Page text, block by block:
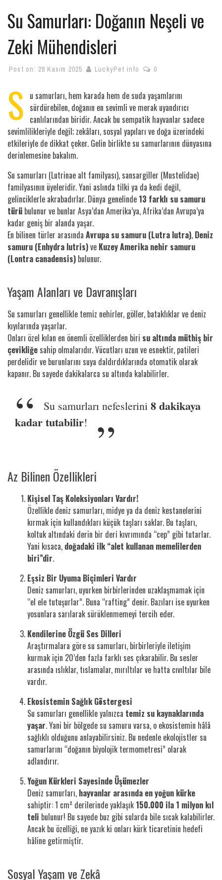
Su Samurları: Doğanın Neşeli ve
Zeki Mühendisleri
Post on: 28 Kasım 2025 LuckyPet info 0
S u samurları, hem karada hem de suda yaşamlarını
sürdürebilen, doğanın en sevimli ve merak uyandırıcı
canlılarından biridir. Ancak bu sempatik hayvanlar sadece
sevimlilikleriyle değil; zekâları, sosyal yapıları ve doğa üzerindeki
etkileriyle de dikkat çeker. Gelin birlikte su samurlarının dünyasına
derinlemesine bakalım.
Su samurları (Lutrinae alt familyası), sansargiller (Mustelidae)
familyasının üyeleridir. Yani aslında tilki ya da kedi değil,
gelinciklerle akrabadırlar. Dünya genelinde 13 farklı su samuru
türü bulunur ve bunlar Asya’dan Amerika’ya, Afrika’dan Avrupa’ya
kadar geniş bir alanda yaşar.
En bilinen türler arasında Avrupa su samuru (Lutra lutra), Deniz
samuru (Enhydra lutris)ve Kuzey Amerika nehir samuru
(Lontra canadensis) bulunur.
Yaşam Alanları ve Davranışları
Su samurları genellikle temiz nehirler, göller, bataklıklar ve deniz
kıyılarında yaşarlar.
Onları özel kılan en önemli özelliklerden biri su altında müthiş bir
çevikliğe sahip olmalarıdır. Vücutları uzun ve esnektir, patileri
perdelidir ve burunlarını suya daldırdıklarında otomatik olarak
kapanır. Bu sayede dakikalarca su altında kalabilirler.
Su samurları nefeslerini8 dakikaya
kadar tutabilir!
Az Bilinen Özellikleri
Kişisel Taş Koleksiyonları Vardır!
Özellikle deniz samurları, midye ya da deniz kestanelerini
kırmak için kullandıkları küçük taşları saklar. Bu taşları,
koltuk altındaki derin bir deri kıvrımında “cep” gibi tutarlar.
Yani kısaca, doğadaki ilk “alet kullanan memelilerden
biri”dir.
Eşsiz Bir Uyuma Biçimleri Vardır
Deniz samurları, uyurken birbirlerinden uzaklaşmamak için
“el ele tutuşurlar”. Buna “rafting” denir. Bazıları ise uyurken
yosunlara sarılarak sürüklenmemeyi tercih eder.
Kendilerine Özgü Ses Dilleri
Araştırmalara göre su samurları, birbirleriyle iletişim
kurmak için 20’den fazla farklı ses çıkarabilir. Bu sesler
arasında ıslıklar, tıslamalar, mırıltılar ve hatta cıvıltılar bile
vardır.
Ekosistemin Sağlık Göstergesi
Su samurları genellikle yalnızca temiz su kaynaklarında
yaşar. Yani bir bölgede su samuru varsa, o ekosistemin hâlâ
sağlıklı olduğunu anlayabilirsiniz. Bu nedenle ekolojistler su
samurlarını “doğanın biyolojik termometresi” olarak
adlandırır.
Yoğun Kürkleri Sayesinde Üşümezler
Deniz samurları, hayvanlar arasında en yoğun kürke
sahiptir: 1 cm² derilerinde yaklaşık 150.000 ila 1 milyon kıl
teli bulunur! Bu sayede buz gibi sularda bile sıcak kalabilirler.
Ancak bu özelliği, ne yazık ki onları kürk ticaretinin hedefi
hâline getirmiştir.
Sosyal Yaşam ve Zekâ